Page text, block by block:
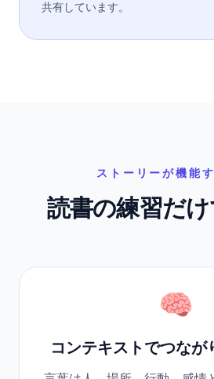
共有しています。
ストーリーが機能
読書の練習だ
🧠
コンテキストでつなが